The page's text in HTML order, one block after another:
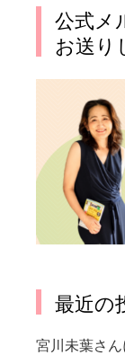
公式メ
お送り
最近の
宮川未葉さ